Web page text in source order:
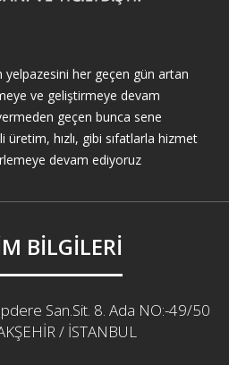
yelpazesini her geçen gün artan
ve geliştirmeye devam
geçen bunca sene
hızlı, gibi sıfatlarla hizmet
devam ediyoruz
BİLGİLERİ
San.Sit. 8. Ada NO:-49/50
/ İSTANBUL